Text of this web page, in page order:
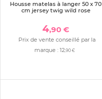
Housse matelas à langer 50 x 70
cm jersey twig wild rose
4,90 €
Prix de vente conseillé par la
marque :12,90 €